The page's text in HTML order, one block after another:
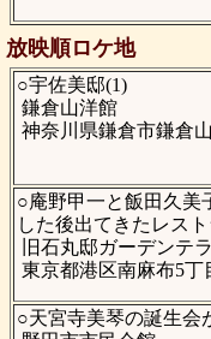
放映順ロケ地
○宇佐美邸(1)
鎌倉山洋館
神奈川県鎌倉市鎌倉
○庵野甲一と飯田久美
した後出てきたレス
旧石丸邸ガーデンテ
東京都港区南麻布5丁
○天宮寺美琴の誕生会